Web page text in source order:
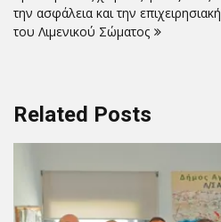
την ασφάλεια και την
του Λιμενικού Σώματος
Related Posts